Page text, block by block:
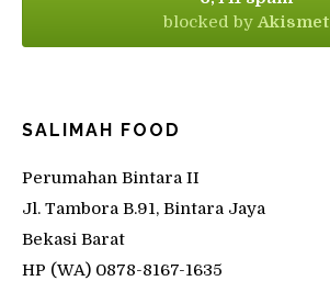
blocked by Akismet
SALIMAH FOOD
Perumahan Bintara II
Jl. Tambora B.91, Bintara Jaya
Bekasi Barat
HP (WA) 0878-8167-1635